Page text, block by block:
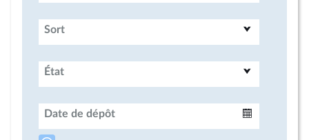
Sort
État
Date de dépôt